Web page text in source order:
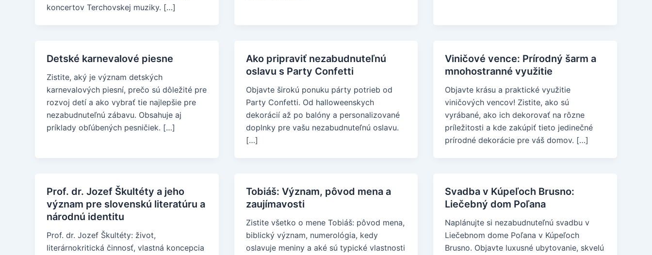
koncertov Terchovskej muziky. […]
Detské karnevalové piesne
Zistite, aký je význam detských
karnevalových piesní, prečo sú dôležité pre
rozvoj detí a ako vybrať tie najlepšie pre
nezabudnuteľnú zábavu. Obsahuje aj
príklady obľúbených pesničiek. […]
Ako pripraviť nezabudnuteľnú
oslavu s Party Confetti
Objavte širokú ponuku párty potrieb od
Party Confetti. Od halloweenskych
dekorácií až po balóny a personalizované
doplnky pre vašu nezabudnuteľnú oslavu.
[…]
Viničové vence: Prírodný šarm a
mnohostranné využitie
Objavte krásu a praktické využitie
viničových vencov! Zistite, ako sú
vyrábané, ako ich dekorovať na rôzne
príležitosti a kde zakúpiť tieto jedinečné
prírodné dekorácie pre váš domov. […]
Prof. dr. Jozef Škultéty a jeho
význam pre slovenskú literatúru a
národnú identitu
Prof. dr. Jozef Škultéty: život,
literárnokritická činnosť, vlastná koncepcia
Tobiáš: Význam, pôvod mena a
zaujímavosti
Zistite všetko o mene Tobiáš: pôvod mena,
biblický význam, numerológia, kedy
oslavuje meniny a aké sú typické vlastnosti
Svadba v Kúpeľoch Brusno:
Liečebný dom Poľana
Naplánujte si nezabudnuteľnú svadbu v
Liečebnom dome Poľana v Kúpeľoch
Brusno. Objavte luxusné ubytovanie, skvelú